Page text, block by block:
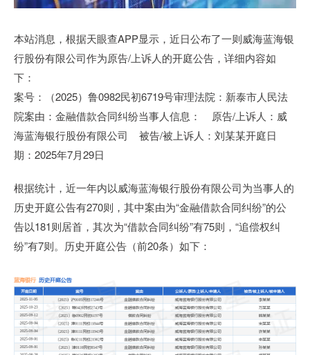
本站消息，根据天眼查APP显示，近日公布了一则威海蓝海银
行股份有限公司作为原告/上诉人的开庭公告，详细内容如
下：
案号：（2025）鲁0982民初6719号审理法院：新泰市人民法
院案由：金融借款合同纠纷当事人信息： 原告/上诉人：威
海蓝海银行股份有限公司 被告/被上诉人：刘某某开庭日
期：2025年7月29日
根据统计，近一年内以威海蓝海银行股份有限公司为当事人的
历史开庭公告有270则，其中案由为“金融借款合同纠纷”的公
告以181则居首，其次为“借款合同纠纷”有75则，“追偿权纠
纷”有7则。历史开庭公告（前20条）如下：